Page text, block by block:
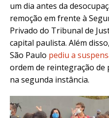
um dia antes da
remoção em frente à
Privado do Tribunal de
capital paulista. Além
São Paulo pediu a
ordem de reintegração de
na segunda instância.